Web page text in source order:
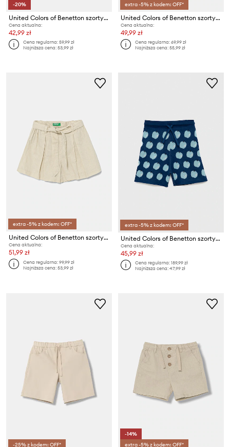
-20%
United Colors of Benetton szorty dziecięce bawełniane
Cena aktualna:
42,99 zł
Cena regularna:59,99 zł
Najniższa cena:53,99 zł
extra -5% z kodem: OFF*
United Colors of Benetton szorty dziecięce bawełniane
Cena aktualna:
49,99 zł
Cena regularna:69,99 zł
Najniższa cena:55,99 zł
extra -5% z kodem: OFF*
United Colors of Benetton szorty lniane dziecięce
Cena aktualna:
51,99 zł
Cena regularna:99,99 zł
Najniższa cena:53,99 zł
extra -5% z kodem: OFF*
United Colors of Benetton szorty dziecięce
Cena aktualna:
45,99 zł
Cena regularna:189,99 zł
Najniższa cena:47,99 zł
-25% z kodem: OFF*
-14%
extra -5% z kodem: OFF*